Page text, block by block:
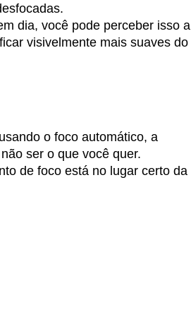
dia, você pode perceber isso a
visivelmente mais suaves do
o foco automático, a
ser o que você quer.
de foco está no lugar certo da